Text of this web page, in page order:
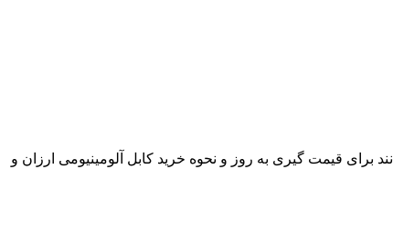
کابل می باشد. مشتریان محترم می توانند برای قیمت گیری به روز و نحوه خرید کابل آلومینیومی ارزان و